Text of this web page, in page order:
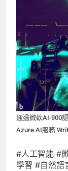
通過微軟AI-900
Azure AI服務
#人工智能 #
學習 #自然語